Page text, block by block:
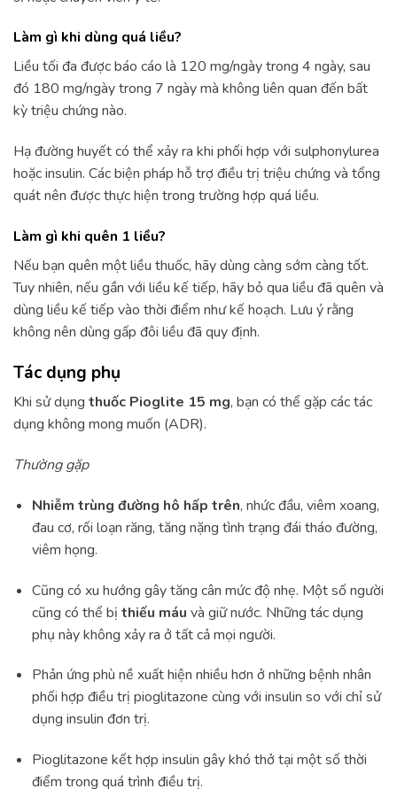
Làm gì khi dùng quá liều?
Liều tối đa được báo cáo là 120 mg/ngày trong 4 ngày, sau
đó 180 mg/ngày trong 7 ngày mà không liên quan đến bất
kỳ triệu chứng nào.
Hạ đường huyết có thể xảy ra khi phối hợp với sulphonylurea
hoặc insulin. Các biện pháp hỗ trợ điều trị triệu chứng và tổng
quát nên được thực hiện trong trường hợp quá liều.
Làm gì khi quên 1 liều?
Nếu bạn quên một liều thuốc, hãy dùng càng sớm càng tốt.
Tuy nhiên, nếu gần với liều kế tiếp, hãy bỏ qua liều đã quên và
dùng liều kế tiếp vào thời điểm như kế hoạch. Lưu ý rằng
không nên dùng gấp đôi liều đã quy định.
Tác dụng phụ
Khi sử dụng thuốc Pioglite 15 mg, bạn có thể gặp các tác
dụng không mong muốn (ADR).
Thường gặp
Nhiễm trùng đường hô hấp trên, nhức đầu, viêm xoang,
đau cơ, rối loạn răng, tăng nặng tình trạng đái tháo đường,
viêm họng.
Cũng có xu hướng gây tăng cân mức độ nhẹ. Một số người
cũng có thể bị thiếu máu và giữ nước. Những tác dụng
phụ này không xảy ra ở tất cả mọi người.
Phản ứng phù nề xuất hiện nhiều hơn ở những bệnh nhân
phối hợp điều trị pioglitazone cùng với insulin so với chỉ sử
dụng insulin đơn trị.
Pioglitazone kết hợp insulin gây khó thở tại một số thời
điểm trong quá trình điều trị.